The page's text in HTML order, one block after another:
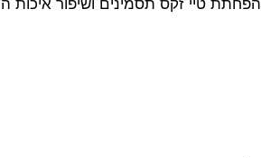
טיי זקס תסמינים ושיפור איכות